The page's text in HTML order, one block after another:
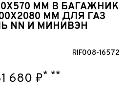
ММ В БАГАЖНИК
ММ ДЛЯ ГАЗ
NN И МИНИВЭН
RIF008-16572
680 ₽* **